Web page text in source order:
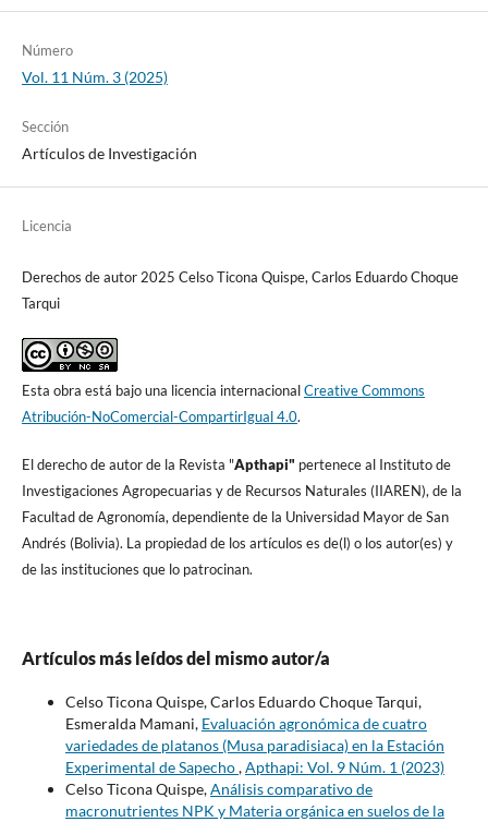
Número
Vol. 11 Núm. 3 (2025)
Sección
Artículos de Investigación
Licencia
Derechos de autor 2025 Celso Ticona Quispe, Carlos Eduardo Choque
Tarqui
Esta obra está bajo una licencia internacionalCreative Commons
Atribución-NoComercial-CompartirIgual 4.0.
El derecho de autor de la Revista "Apthapi" pertenece al Instituto de
Investigaciones Agropecuarias y de Recursos Naturales (IIAREN), de la
Facultad de Agronomí­a, dependiente de la Universidad Mayor de San
Andrés (Bolivia). La propiedad de los artí­culos es de(l) o los autor(es) y
de las instituciones que lo patrocinan.
Artículos más leídos del mismo autor/a
Celso Ticona Quispe, Carlos Eduardo Choque Tarqui,
Esmeralda Mamani, Evaluación agronómica de cuatro
variedades de platanos (Musa paradisiaca) en la Estación
Experimental de Sapecho,Apthapi: Vol. 9 Núm. 1 (2023)
Celso Ticona Quispe,Análisis comparativo de
macronutrientes NPK y Materia orgánica en suelos de la